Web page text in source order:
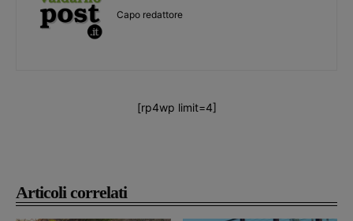
Articoli correlati
Capo redattore
[rp4wp limit=4]